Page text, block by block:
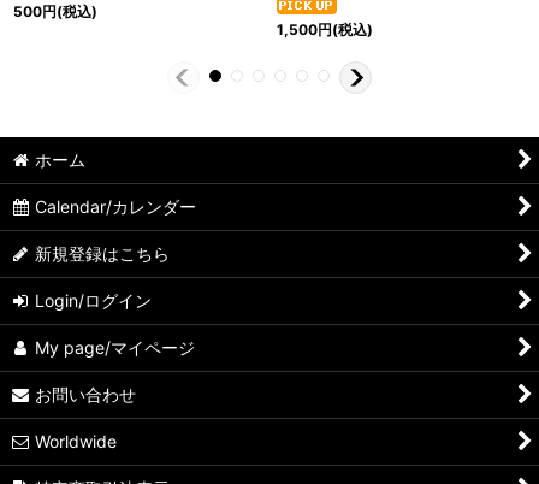
500円(税込)
1,500円(税込)
ホーム
Calendar/カレンダー
新規登録はこちら
Login/ログイン
My page/マイページ
お問い合わせ
Worldwide